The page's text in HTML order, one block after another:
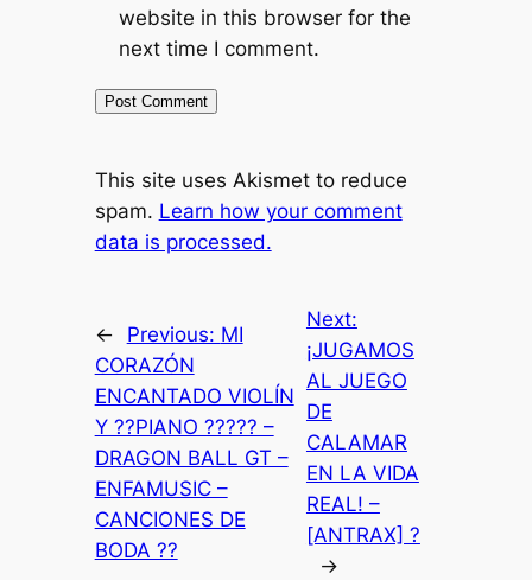
website in this browser for the
next time I comment.
This site uses Akismet to reduce
spam. Learn how your comment
data is processed.
← Previous: MI
CORAZÓN
ENCANTADO VIOLÍN
Y ??PIANO ????? –
DRAGON BALL GT –
ENFAMUSIC –
CANCIONES DE
BODA ??
Next:
¡JUGAMOS
AL JUEGO
DE
CALAMAR
EN LA VIDA
REAL! –
[ANTRAX] ?
→